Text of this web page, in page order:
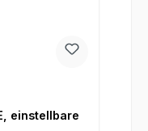
einstellbare